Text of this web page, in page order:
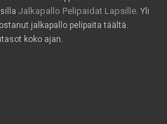
Jalkapallo Pelipaidat Lapsille. Yli
jalkapallo pelipaita täältä.
koko ajan.